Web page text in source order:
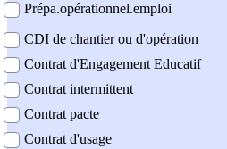
Prépa.opérationnel.emploi
CDI de chantier ou d'opération
Contrat d'Engagement Educatif
Contrat intermittent
Contrat pacte
Contrat d'usage